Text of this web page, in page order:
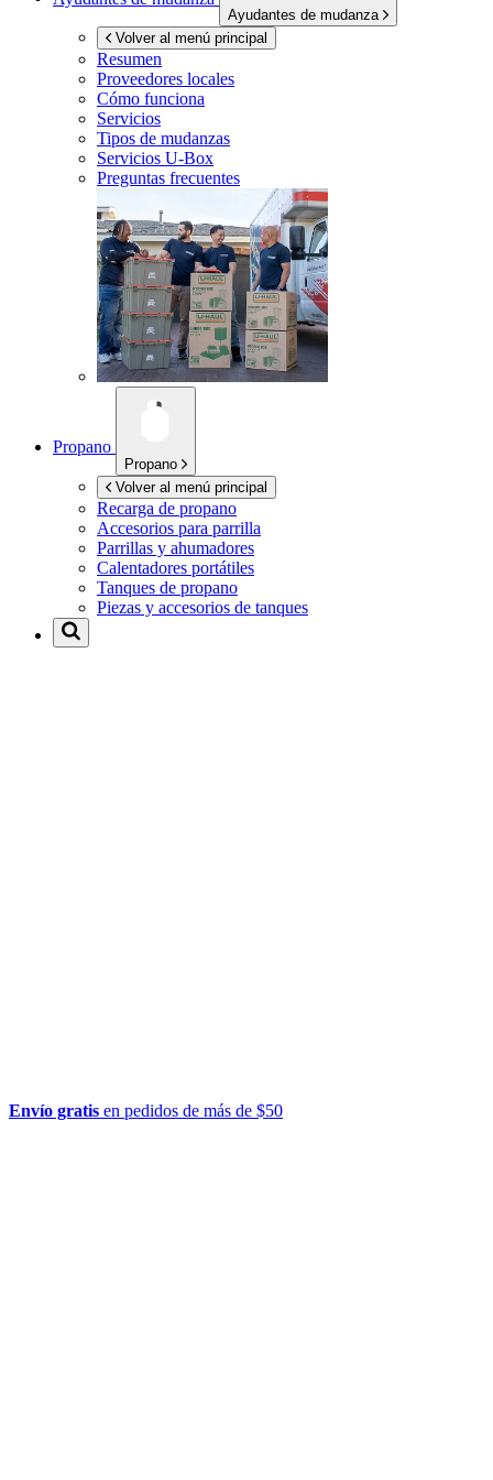
Ayudantes de mudanza
Volver al menú principal
Resumen
Proveedores locales
Cómo funciona
Servicios
Tipos de mudanzas
Servicios U-Box
Preguntas frecuentes
Propano
Propano
Volver al menú principal
Recarga de propano
Accesorios para parrilla
Parrillas y ahumadores
Calentadores portátiles
Tanques de propano
Piezas y accesorios de tanques
Envío gratis en pedidos de más de $50